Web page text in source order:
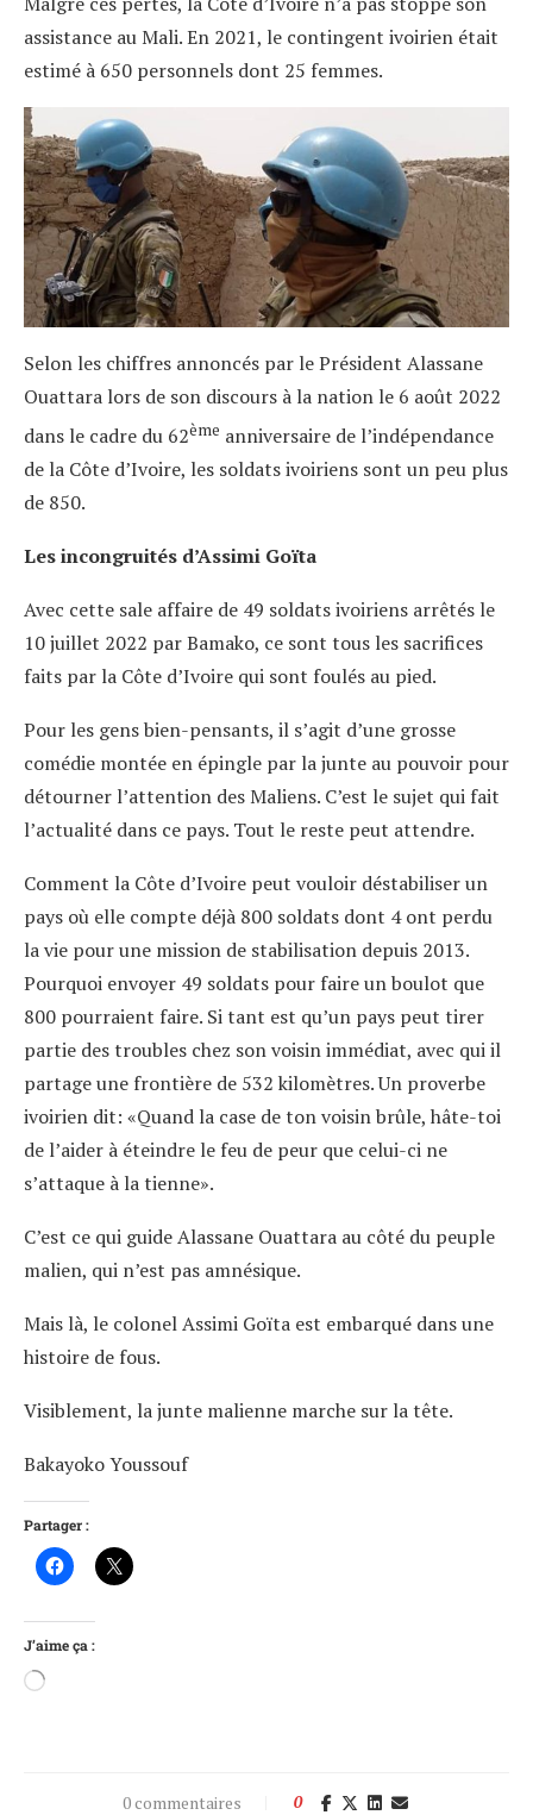
assistance au Mali. En 2021, le contingent ivoirien était
estimé à 650 personnels dont 25 femmes.
Selon les chiffres annoncés par le Président Alassane
Ouattara lors de son discours à la nation le 6 août 2022
dans le cadre du 62ème anniversaire de l’indépendance
de la Côte d’Ivoire, les soldats ivoiriens sont un peu plus
de 850.
Les incongruités d’Assimi Goïta
Avec cette sale affaire de 49 soldats ivoiriens arrêtés le
10 juillet 2022 par Bamako, ce sont tous les sacrifices
faits par la Côte d’Ivoire qui sont foulés au pied.
Pour les gens bien-pensants, il s’agit d’une grosse
comédie montée en épingle par la junte au pouvoir pour
détourner l’attention des Maliens. C’est le sujet qui fait
l’actualité dans ce pays. Tout le reste peut attendre.
Comment la Côte d’Ivoire peut vouloir déstabiliser un
pays où elle compte déjà 800 soldats dont 4 ont perdu
la vie pour une mission de stabilisation depuis 2013.
Pourquoi envoyer 49 soldats pour faire un boulot que
800 pourraient faire. Si tant est qu’un pays peut tirer
partie des troubles chez son voisin immédiat, avec qui il
partage une frontière de 532 kilomètres. Un proverbe
ivoirien dit: «Quand la case de ton voisin brûle, hâte-toi
de l’aider à éteindre le feu de peur que celui-ci ne
s’attaque à la tienne».
C’est ce qui guide Alassane Ouattara au côté du peuple
malien, qui n’est pas amnésique.
Mais là, le colonel Assimi Goïta est embarqué dans une
histoire de fous.
Visiblement, la junte malienne marche sur la tête.
Bakayoko Youssouf
Partager :
J’aime ça :
0 commentaires 0